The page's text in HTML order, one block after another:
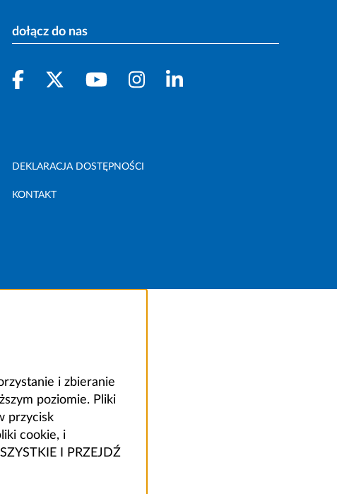
dołącz do nas
DEKLARACJA DOSTĘPNOŚCI
KONTAKT
i zbieranie
poziomie. Pliki
przycisk
cookie, i
I PRZEJDŹ